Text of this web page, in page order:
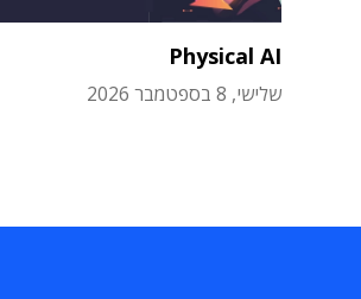
Physical AI
שלישי, 8 בספטמבר 2026